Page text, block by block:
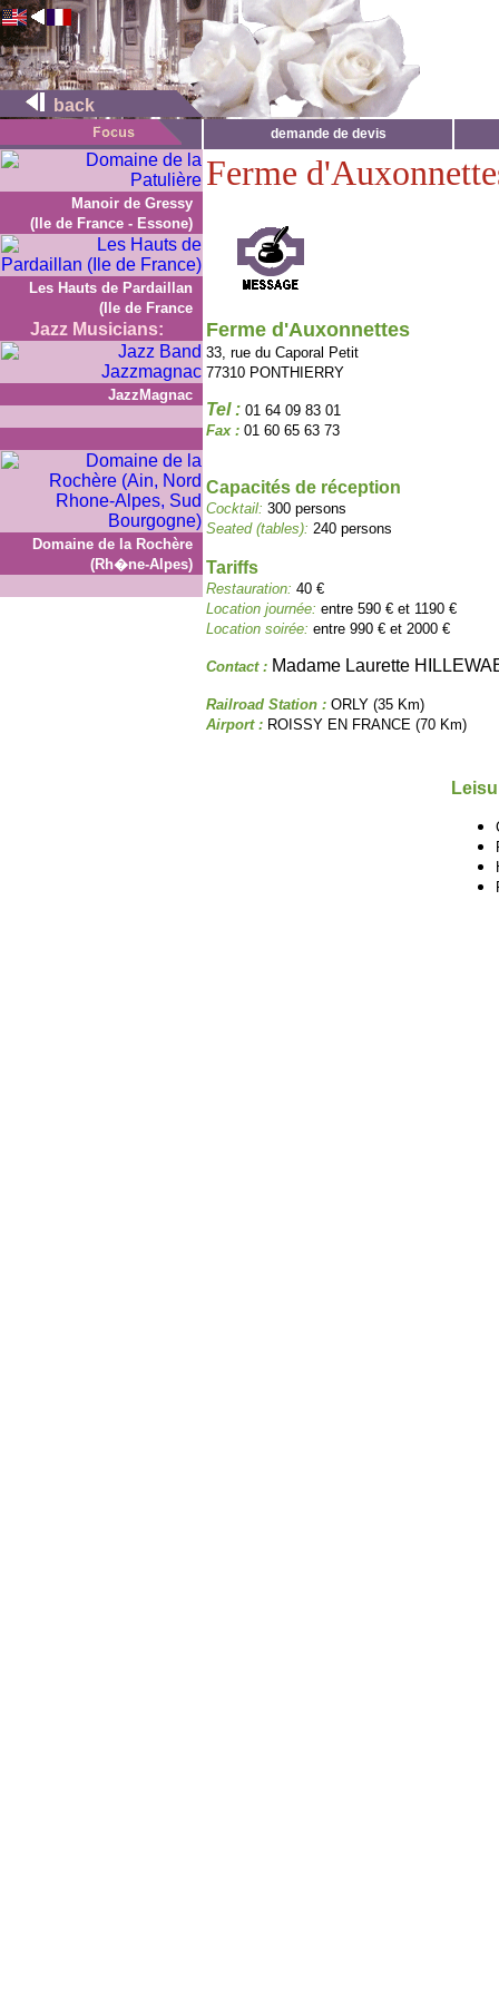
back
demande de devis
Manoir de Gressy
(Ile de France - Essone)
Les Hauts de Pardaillan
(Ile de France
Jazz Musicians:
JazzMagnac
Domaine de la Rochère
(Rh�ne-Alpes)
Ferme
Ferme d'Auxonnettes
33, rue du Caporal Petit
77310 PONTHIERRY
Tel : 01 64 09 83 01
Fax : 01 60 65 63 73
Capacités de réception
Cocktail: 300 persons
Seated (tables): 240 persons
Tariffs
Restauration: 40 €
Location journée: entre 590 € et 1190 €
Location soirée: entre 990 € et 2000 €
Contact : Madame Laurette
Railroad Station : ORLY (35 Km)
Airport : ROISSY EN FRANCE (70 Km)